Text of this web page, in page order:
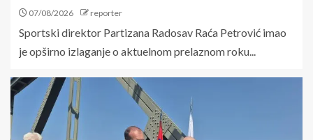
07/08/2026 reporter
Sportski direktor Partizana Radosav Raća Petrović imao
je opširno izlaganje o aktuelnom prelaznom roku...